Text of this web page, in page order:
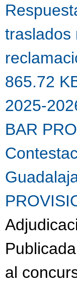
traslados
865.72
2025-
BAR
al